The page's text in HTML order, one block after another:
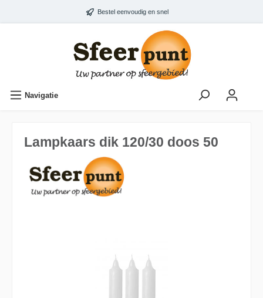
Bestel eenvoudig en snel
Navigatie
Lampkaars dik 120/30 doos 50